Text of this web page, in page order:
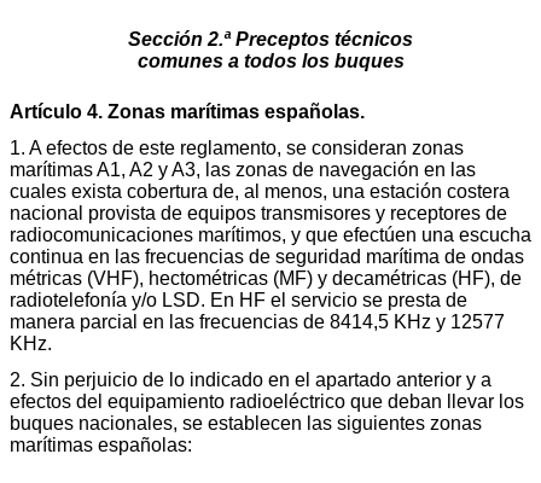
Sección 2.ª Preceptos técnicos
comunes a todos los buques
Artículo 4. Zonas marítimas españolas.
1. A efectos de este reglamento, se consideran zonas
marítimas A1, A2 y A3, las zonas de navegación en las
cuales exista cobertura de, al menos, una estación costera
nacional provista de equipos transmisores y receptores de
radiocomunicaciones marítimos, y que efectúen una escucha
continua en las frecuencias de seguridad marítima de ondas
métricas (VHF), hectométricas (MF) y decamétricas (HF), de
radiotelefonía y/o LSD. En HF el servicio se presta de
manera parcial en las frecuencias de 8414,5 KHz y 12577
KHz.
2. Sin perjuicio de lo indicado en el apartado anterior y a
efectos del equipamiento radioeléctrico que deban llevar los
buques nacionales, se establecen las siguientes zonas
marítimas españolas: